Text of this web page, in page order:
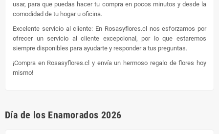
usar, para que puedas hacer tu compra en pocos minutos y desde la
comodidad de tu hogar u oficina.
Excelente servicio al cliente: En Rosasyflores.cl nos esforzamos por
ofrecer un servicio al cliente excepcional, por lo que estaremos
siempre disponibles para ayudarte y responder a tus preguntas.
¡Compra en Rosasyflores.cl y envía un hermoso regalo de flores hoy
mismo!
Día de los Enamorados 2026